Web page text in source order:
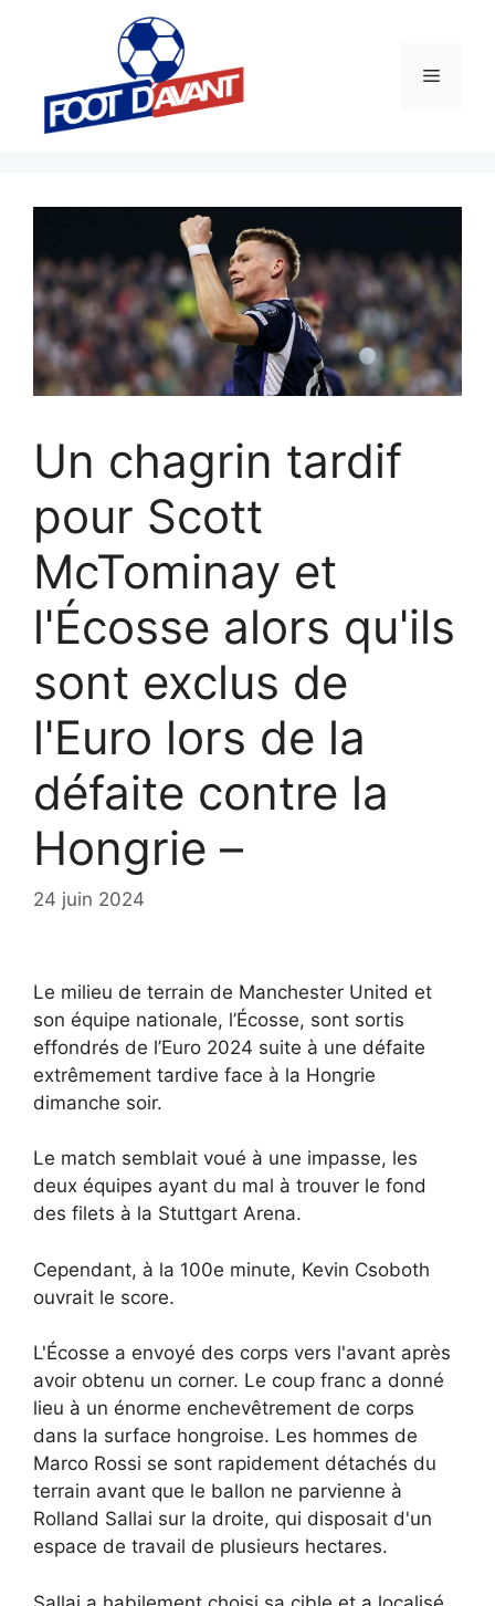
Menu
Un chagrin tardif
pour Scott
McTominay et
l'Écosse alors qu'ils
sont exclus de
l'Euro lors de la
défaite contre la
Hongrie –
24 juin 2024
Le milieu de terrain de Manchester United et
son équipe nationale, l’Écosse, sont sortis
effondrés de l’Euro 2024 suite à une défaite
extrêmement tardive face à la Hongrie
dimanche soir.
Le match semblait voué à une impasse, les
deux équipes ayant du mal à trouver le fond
des filets à la Stuttgart Arena.
Cependant, à la 100e minute, Kevin Csoboth
ouvrait le score.
L'Écosse a envoyé des corps vers l'avant après
avoir obtenu un corner. Le coup franc a donné
lieu à un énorme enchevêtrement de corps
dans la surface hongroise. Les hommes de
Marco Rossi se sont rapidement détachés du
terrain avant que le ballon ne parvienne à
Rolland Sallai sur la droite, qui disposait d'un
espace de travail de plusieurs hectares.